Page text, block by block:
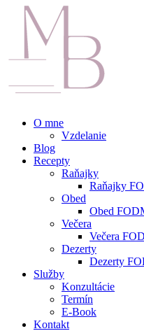
O mne
Vzdelanie
Blog
Recepty
Raňajky
Raňajky
Obed
Obed
Večera
Večera
Dezerty
Dezerty
Služby
Konzultácie
Termín
E-Book
Kontakt